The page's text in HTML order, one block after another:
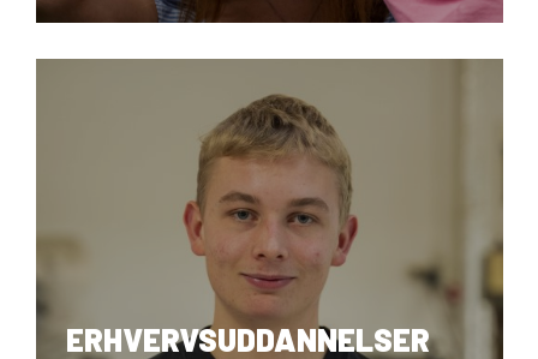
Job på Viden Djurs
ERHVERVSUDDANNELSER